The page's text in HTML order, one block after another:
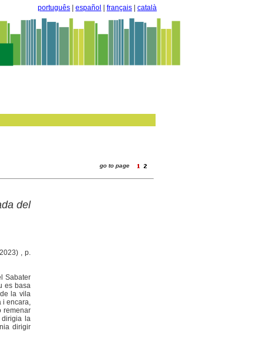
português español français català
go to page
del
, p.
Sabater
es basa
la vila
i encara,
remenar
dirigia la
dirigir